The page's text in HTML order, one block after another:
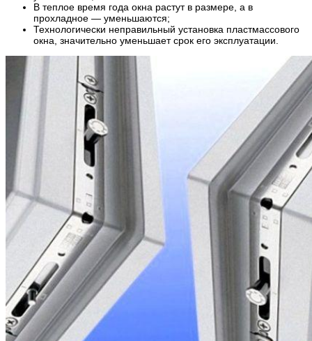
В теплое время года окна растут в размере, а в
прохладное — уменьшаются;
Технологически неправильный установка пластмассового
окна, значительно уменьшает срок его эксплуатации.